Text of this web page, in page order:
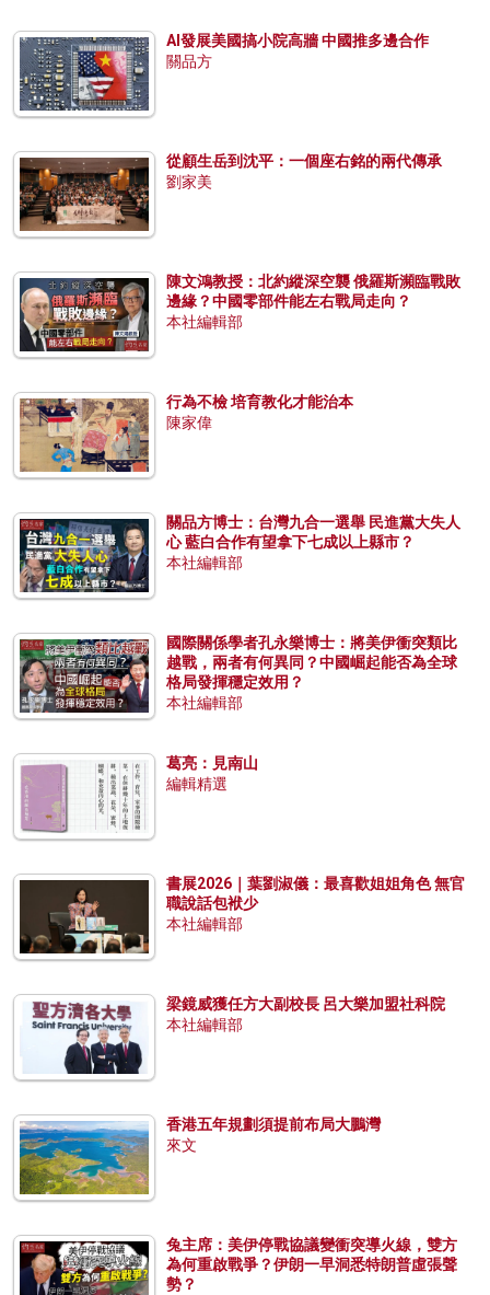
AI發展美國搞小院高牆 中國推多邊合作
關品方
從顧生岳到沈平：一個座右銘的兩代傳承
劉家美
陳文鴻教授：北約縱深空襲 俄羅斯瀕臨戰敗
邊緣？中國零部件能左右戰局走向？
本社編輯部
行為不檢 培育教化才能治本
陳家偉
關品方博士：台灣九合一選舉 民進黨大失人
心 藍白合作有望拿下七成以上縣市？
本社編輯部
國際關係學者孔永樂博士：將美伊衝突類比
越戰，兩者有何異同？中國崛起能否為全球
格局發揮穩定效用？
本社編輯部
葛亮：見南山
編輯精選
書展2026｜葉劉淑儀：最喜歡姐姐角色 無官
職說話包袱少
本社編輯部
梁鏡威獲任方大副校長 呂大樂加盟社科院
本社編輯部
香港五年規劃須提前布局大鵬灣
來文
兔主席：美伊停戰協議變衝突導火線，雙方
為何重啟戰爭？伊朗一早洞悉特朗普虛張聲
勢？